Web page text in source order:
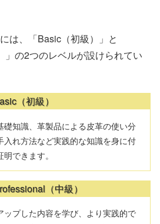
は、「Basic（初級）」と
」の2つのレベルが設けられてい
（初級）
礎知識、革製品による皮革の使い分
入れ方法など実践的な知識を身に付
できます。
（中級）
ップした内容を学び、より実践的で